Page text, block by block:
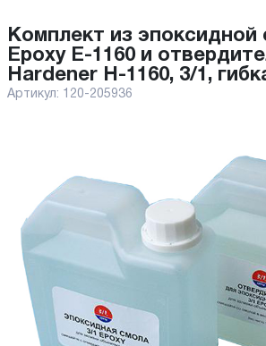
Комплект из эпоксидной смолы
Epoxy E-1160 и
Hardener H-1160, 3/1,
Артикул: 120-205936